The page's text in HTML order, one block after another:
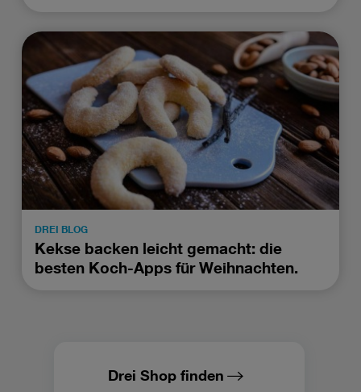
DREI BLOG
Kekse backen leicht gemacht: die
besten Koch-Apps für Weihnachten.
Drei Shop finden